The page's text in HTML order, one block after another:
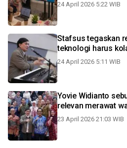
24 April 2026 5:22 WIB
Stafsus tegaskan
teknologi harus
24 April 2026 5:11 WIB
Yovie Widianto
relevan merawat
23 April 2026 21:03 WIB